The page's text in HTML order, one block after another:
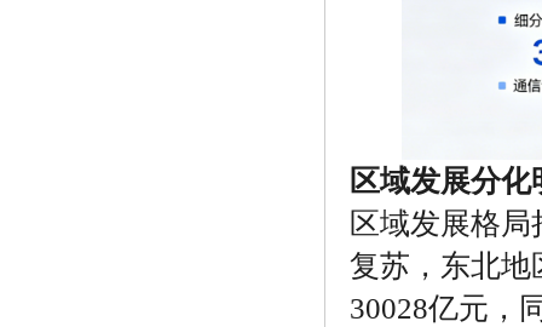
区域发展分
区域发展格
复苏，东北地
30028亿元，